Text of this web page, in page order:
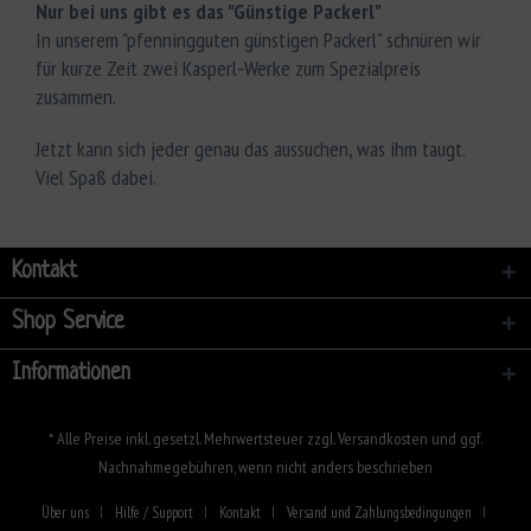
Nur bei uns gibt es das "Günstige Packerl"
In unserem "pfenningguten günstigen Packerl" schnüren wir
für kurze Zeit zwei Kasperl-Werke zum Spezialpreis
zusammen.
Jetzt kann sich jeder genau das aussuchen, was ihm taugt.
Viel Spaß dabei.
Kontakt
Shop Service
Informationen
* Alle Preise inkl. gesetzl. Mehrwertsteuer zzgl.Versandkosten und ggf.
Nachnahmegebühren, wenn nicht anders beschrieben
Über uns Hilfe / Support Kontakt Versand und Zahlungsbedingungen